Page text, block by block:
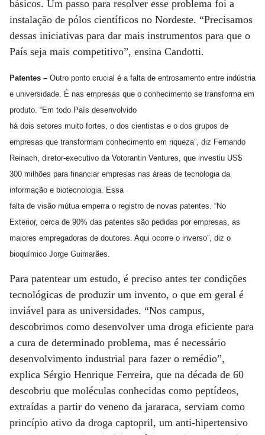
básicos. Um passo para resolver esse problema foi a
instalação de pólos científicos no Nordeste. “Precisamos
dessas iniciativas para dar mais instrumentos para que o
País seja mais competitivo”, ensina Candotti.
Patentes – Outro ponto crucial é a falta de entrosamento entre indústria
e universidade. É nas empresas que o conhecimento se transforma em
produto. “Em todo País desenvolvido
há dois setores muito fortes, o dos cientistas e o dos grupos de
empresas que transformam conhecimento em riqueza”, diz Fernando
Reinach, diretor-executivo da Votorantin Ventures, que investiu US$
300 milhões para financiar empresas nas áreas de tecnologia da
informação e biotecnologia. Essa
falta de visão mútua emperra o registro de novas patentes. “No
Exterior, cerca de 90% das patentes são pedidas por empresas, as
maiores empregadoras de doutores. Aqui ocorre o inverso”, diz o
bioquímico Jorge Guimarães.
Para patentear um estudo, é preciso antes ter condições
tecnológicas de produzir um invento, o que em geral é
inviável para as universidades. “Nos campus,
descobrimos como desenvolver uma droga eficiente para
a cura de determinado problema, mas é necessário
desenvolvimento industrial para fazer o remédio”,
explica Sérgio Henrique Ferreira, que na década de 60
descobriu que moléculas conhecidas como peptídeos,
extraídas a partir do veneno da jararaca, serviam como
princípio ativo da droga captopril, um anti-hipertensivo